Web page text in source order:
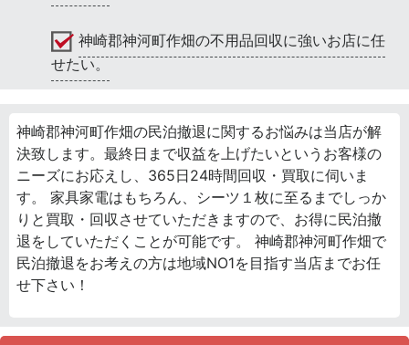
神崎郡神河町作畑の不用品回収に強いお店に任
せたい。
神崎郡神河町作畑の民泊撤退に関するお悩みは当店が解
決致します。最終日まで収益を上げたいというお客様の
ニーズにお応えし、365日24時間回収・買取に伺いま
す。 家具家電はもちろん、シーツ１枚に至るまでしっか
りと買取・回収させていただきますので、お得に民泊撤
退をしていただくことが可能です。 神崎郡神河町作畑で
民泊撤退をお考えの方は地域NO1を目指す当店までお任
せ下さい！